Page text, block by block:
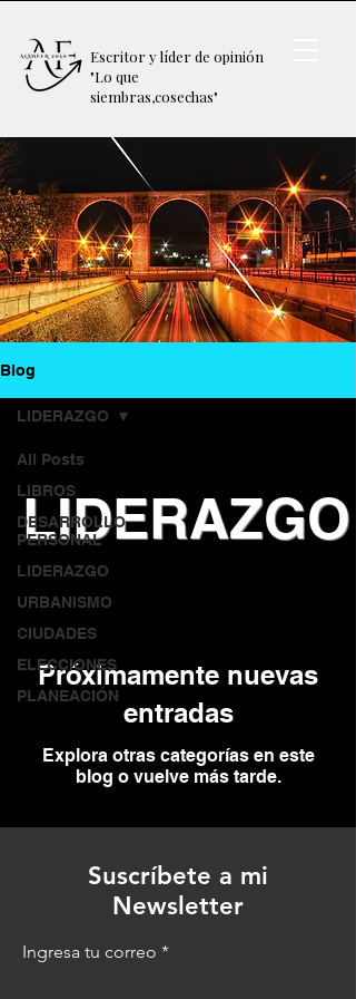
Escritor ylíder de opinión
"Lo que
siembras,cosechas"
Blog
All Posts
LIBROS
DESARROLLO
PERSONAL
LIDERAZGO
URBANISMO
CIUDADES
ELECCIONES
PLANEACIÓN
LIDERAZGO
LIDERAZGO
Próximamente nuevas
entradas
Explora otras categorías en este
blog o vuelve más tarde.
Suscríbete a mi
Newsletter
Ingresa tu correo